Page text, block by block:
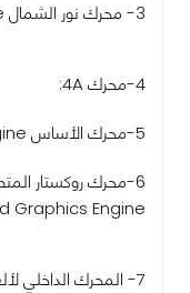
3- محرك نور الشمال North Light Engine:
4-محرك 4A:
5-محرك الأساس Foundation Engine:
Graphics Engine: